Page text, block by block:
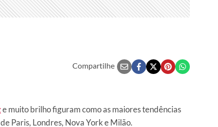
Compartilhe
e muito brilho figuram como as maiores tendências
Paris, Londres, Nova York e Milão.